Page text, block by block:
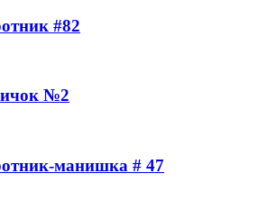
#82
№2
манишка # 47